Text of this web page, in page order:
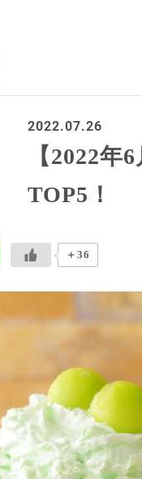
2022.07.26
【2022
TOP5！
Line ＋36